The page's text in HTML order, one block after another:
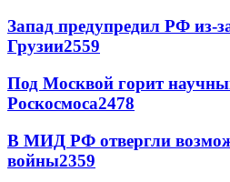
Запад предупредил РФ из-
Грузии2559
Под Москвой горит
Роскосмоса2478
В МИД РФ отвергли
войны2359